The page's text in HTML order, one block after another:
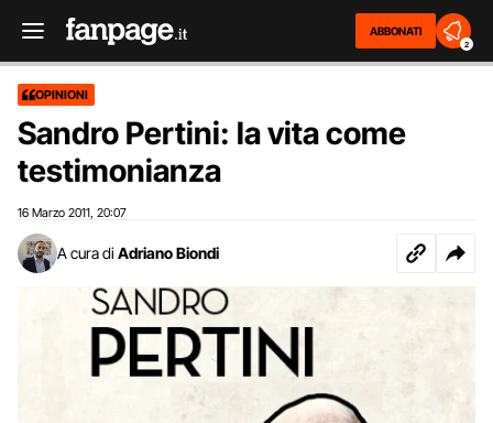
ABBONATI
2
OPINIONI
Sandro Pertini: la vita come
testimonianza
16 Marzo 2011 20:07
A cura di Adriano Biondi